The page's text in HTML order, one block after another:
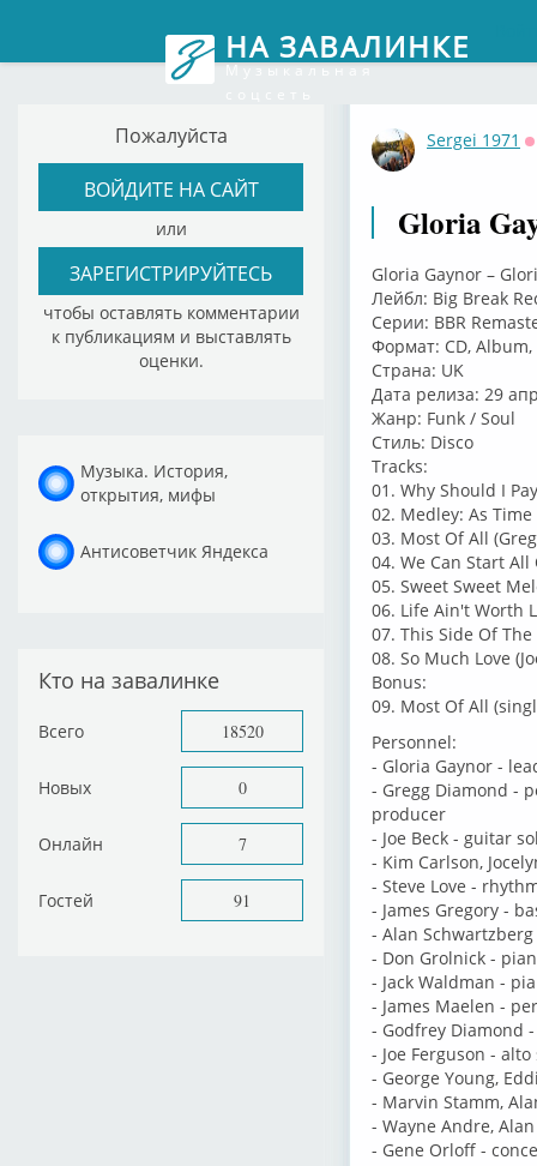
НА ЗАВАЛИНКЕ
Музыкальная
Пожалуйста
ВОЙДИТЕ НА САЙТ
или
ЗАРЕГИСТРИРУЙТЕСЬ
чтобы оставлять комментарии
к публикациям и выставлять
оценки.
Музыка. История,
открытия, мифы
Антисоветчик Яндекса
Кто на завалинке
Всего 18520
Новых 0
Онлайн 7
Гостей 91
Sergei 1971
Gloria
Gloria Gaynor –
Лейбл: Big Break
Серии: BBR
Формат: CD,
Страна: UK
Дата релиза: 29
Жанр: Funk / Soul
Стиль: Disco
Tracks:
01. Why Should I
02. Medley: As
03. Most Of All
04. We Can Start All
05. Sweet Sweet
06. Life Ain't Worth
07. This Side Of
08. So Much Love
Bonus:
09. Most Of All
Personnel:
- Gloria Gaynor -
- Gregg Diamond -
producer
- Joe Beck - guitar
- Kim Carlson,
- Steve Love -
- James Gregory -
- Alan
- Don Grolnick -
- Jack Waldman -
- James Maelen -
- Godfrey Diamond
- Joe Ferguson -
- George Young,
- Marvin Stamm,
- Wayne Andre,
- Gene Orloff -